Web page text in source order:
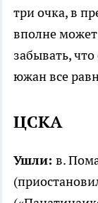
три очка, в
вполне
забывать,
южан все
ЦСКА
Ушли: в.